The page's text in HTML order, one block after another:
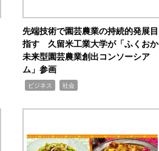
先端技術で園芸農業の持続的発展目
指す 久留米工業大学が「ふくおか
未来型園芸農業創出コンソーシア
ム」参画
ビジネス 社会